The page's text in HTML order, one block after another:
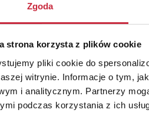
Zgoda
strona korzysta z plików cookie
pliki cookie do
witrynie. Informacje o tym,
i analitycznym. Partnerzy
podczas korzystania z ich
Barbara
2005)
Nr katalogowy
309